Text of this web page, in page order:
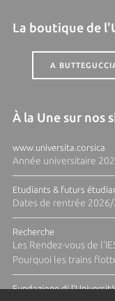
La boutique de
A
À la Une sur nos
www.universita.corsica
Année universitaire
Etudiants & futurs
Dates de rentrée
Recherche
Les Rendez-vous de
Pourquoi les trains
Fundazione di l'Università